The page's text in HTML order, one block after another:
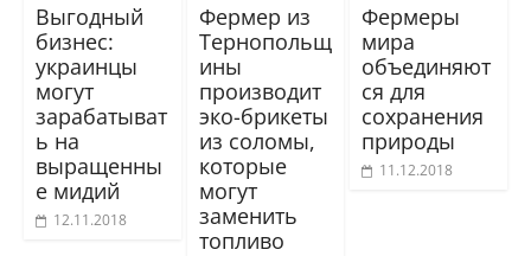
Выгодный
бизнес:
украинцы
могут
зарабатыват
ь на
выращенны
е мидий
12.11.2018
Фермер из
Тернопольщ
ины
производит
эко-брикеты
из соломы,
которые
могут
заменить
топливо
Фермеры
мира
объединяют
ся для
сохранения
природы
11.12.2018